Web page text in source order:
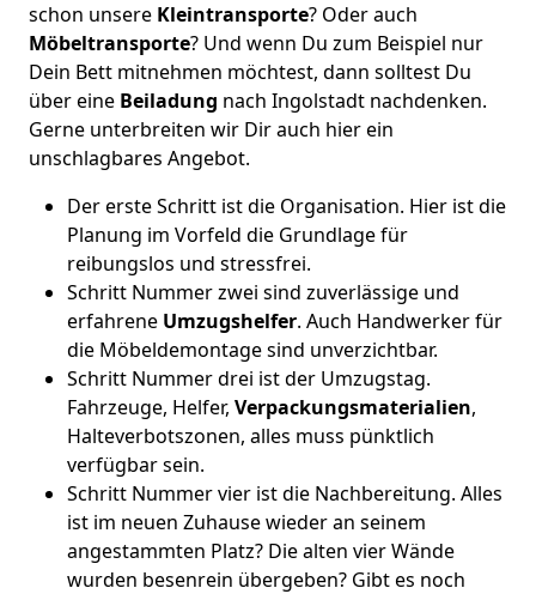
schon unsere Kleintransporte? Oder auch
Möbeltransporte? Und wenn Du zum Beispiel nur
Dein Bett mitnehmen möchtest, dann solltest Du
über eine Beiladung nach Ingolstadt nachdenken.
Gerne unterbreiten wir Dir auch hier ein
unschlagbares Angebot.
Der erste Schritt ist die Organisation. Hier ist die
Planung im Vorfeld die Grundlage für
reibungslos und stressfrei.
Schritt Nummer zwei sind zuverlässige und
erfahrene Umzugshelfer. Auch Handwerker für
die Möbeldemontage sind unverzichtbar.
Schritt Nummer drei ist der Umzugstag.
Fahrzeuge, Helfer, Verpackungsmaterialien,
Halteverbotszonen, alles muss pünktlich
verfügbar sein.
Schritt Nummer vier ist die Nachbereitung. Alles
ist im neuen Zuhause wieder an seinem
angestammten Platz? Die alten vier Wände
wurden besenrein übergeben? Gibt es noch